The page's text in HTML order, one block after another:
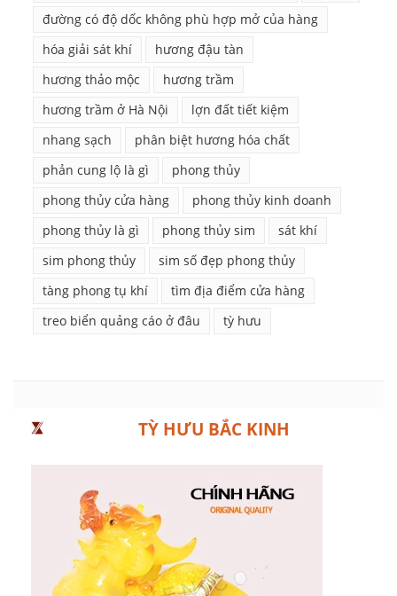
đường có độ dốc không phù hợp mở của hàng
hóa giải sát khí
hương đậu tàn
hương thảo mộc
hương trầm
hương trầm ở Hà Nội
lợn đất tiết kiệm
nhang sạch
phân biệt hương hóa chất
phản cung lộ là gì
phong thủy
phong thủy cửa hàng
phong thủy kinh doanh
phong thủy là gì
phong thủy sim
sát khí
sim phong thủy
sim số đẹp phong thủy
tàng phong tụ khí
tìm địa điểm cửa hàng
treo biển quảng cáo ở đâu
tỳ hưu
TỲ HƯU BẮC KINH